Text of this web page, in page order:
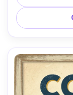
profundo),
composición